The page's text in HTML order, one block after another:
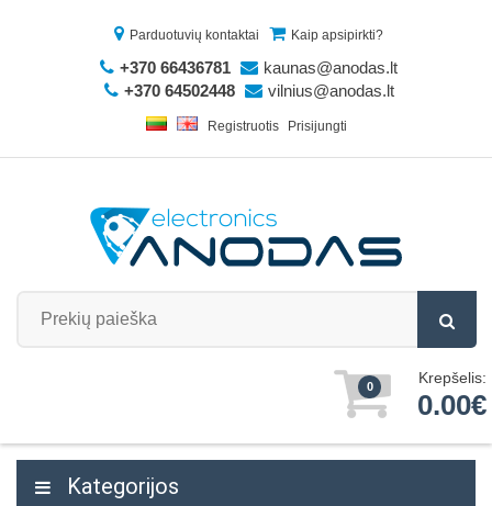
Parduotuvių kontaktai Kaip apsipirkti?
+370 66436781
kaunas@anodas.lt
+370 64502448
vilnius@anodas.lt
Registruotis Prisijungti
0 Krepšelis:
0.00€
Kategorijos